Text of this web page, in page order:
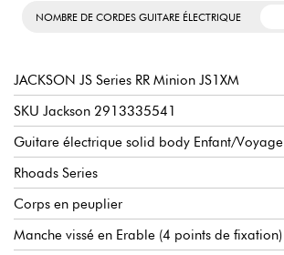
NOMBRE DE CORDES GUITARE ÉLECTRIQUE
JACKSON JS Series RR Minion JS1XM
SKU Jackson 2913335541
Guitare électrique solid body Enfant/Voyage
Rhoads Series
Corps en peuplier
Manche vissé en Erable (4 points de fixation)